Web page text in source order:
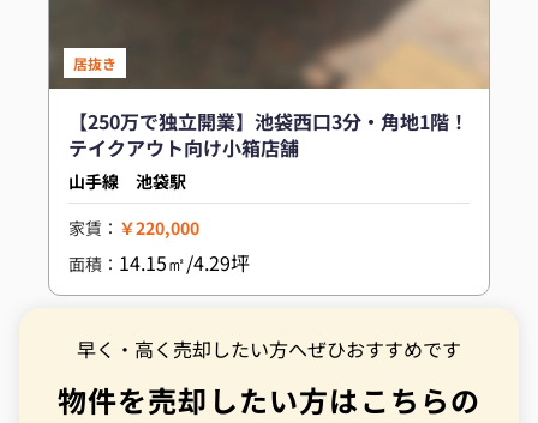
居抜き
【250万で独立開業】池袋西口3分・角地1階！
テイクアウト向け小箱店舗
山手線 池袋駅
家賃： ￥220,000
面積： 14.15㎡/4.29坪
早く・高く売却したい方へぜひおすすめです
物件を売却したい方はこちらの